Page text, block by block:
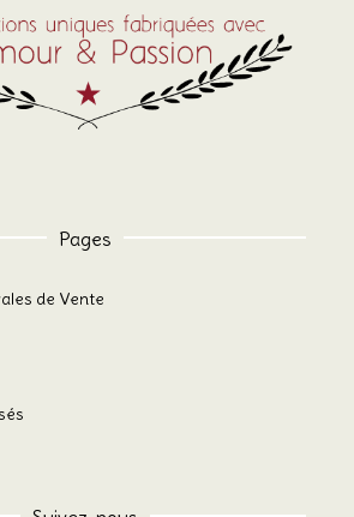
Pages
de Vente